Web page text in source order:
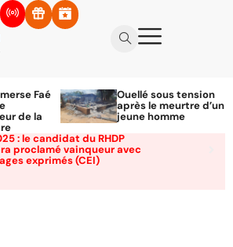
Faé
de la
Ouellé sous tension
après le meurtre d’un
jeune homme
: le candidat du RHDP
proclamé vainqueur avec
exprimés (CEI)